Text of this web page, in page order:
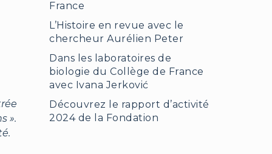
».
France
L’Histoire en revue avec le
chercheur Aurélien Peter
Dans les laboratoires de
biologie du Collège de France
avec Ivana Jerković
Découvrez le rapport d’activité
2024 de la Fondation